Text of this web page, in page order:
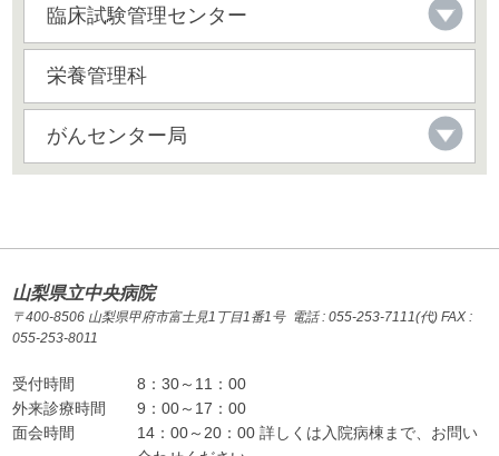
臨床試験管理センター
栄養管理科
がんセンター局
山梨県立中央病院
〒400-8506 山梨県甲府市富士見1丁目1番1号 電話 : 055-253-7111(代) FAX :
055-253-8011
受付時間
8：30～11：00
外来診療時間
9：00～17：00
面会時間
14：00～20：00 詳しくは入院病棟まで、お問い